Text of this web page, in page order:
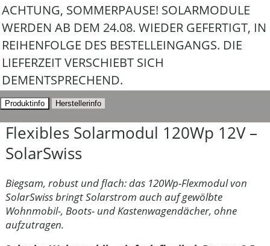
ACHTUNG, SOMMERPAUSE! SOLARMODULE
WERDEN AB DEM 24.08. WIEDER GEFERTIGT, IN
REIHENFOLGE DES BESTELLEINGANGS. DIE
LIEFERZEIT VERSCHIEBT SICH
DEMENTSPRECHEND.
Produktinfo Herstellerinfo
Flexibles Solarmodul 120Wp 12V –
SolarSwiss
Biegsam, robust und flach: das 120Wp-Flexmodul von
SolarSwiss bringt Solarstrom auch auf gewölbte
Wohnmobil-, Boots- und Kastenwagendächer, ohne
aufzutragen.